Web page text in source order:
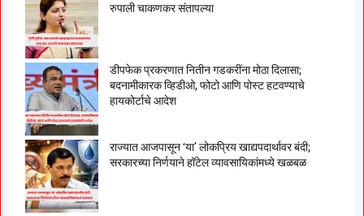
रुपाली चाकणकर संतापल्या
डीपफेक प्रकरणात नितीन गडकरींना मोठा दिलासा;
बदनामीकारक व्हिडीओ, फोटो आणि पोस्ट हटवण्याचे
हायकोर्टाचे आदेश
राज्यात आजपासून ‘या’ लोकप्रिय खाद्यपदार्थावर बंदी;
सरकारच्या निर्णयाने हॉटेल व्यावसायिकांमध्ये खळबळ